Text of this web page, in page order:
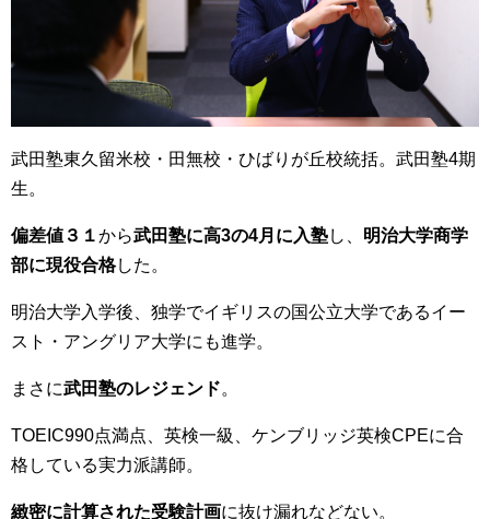
武田塾東久留米校・田無校・ひばりが丘校統括。武田塾4期
生。
偏差値３１から武田塾に高3の4月に入塾し、 明治大学商学
部に現役合格した。
明治大学入学後、独学でイギリスの国公立大学であるイー
スト・アングリア大学にも進学。
まさに武田塾のレジェンド。
TOEIC990点満点、英検一級、ケンブリッジ英検CPEに合
格している実力派講師。
緻密に計算された受験計画に抜け漏れなどない。